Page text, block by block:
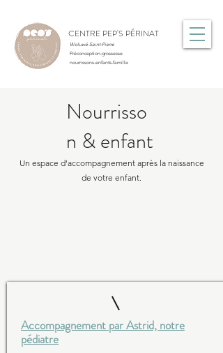
CENTRE PEP'S PÉRINAT
Woluwé-Saint-Pierre
Préconception-grossesse
nourrissons-enfants-famille
Nourrisso
n & enfant
Un espace d'accompagnement après la naissance
de votre enfant.
Accompagnement par Astrid, notre
pédiatre